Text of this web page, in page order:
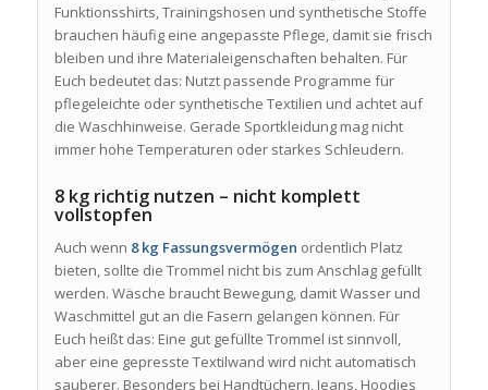
Funktionsshirts, Trainingshosen und synthetische Stoffe
brauchen häufig eine angepasste Pflege, damit sie frisch
bleiben und ihre Materialeigenschaften behalten. Für
Euch bedeutet das: Nutzt passende Programme für
pflegeleichte oder synthetische Textilien und achtet auf
die Waschhinweise. Gerade Sportkleidung mag nicht
immer hohe Temperaturen oder starkes Schleudern.
8 kg richtig nutzen – nicht komplett
vollstopfen
Auch wenn 8 kg Fassungsvermögen ordentlich Platz
bieten, sollte die Trommel nicht bis zum Anschlag gefüllt
werden. Wäsche braucht Bewegung, damit Wasser und
Waschmittel gut an die Fasern gelangen können. Für
Euch heißt das: Eine gut gefüllte Trommel ist sinnvoll,
aber eine gepresste Textilwand wird nicht automatisch
sauberer. Besonders bei Handtüchern, Jeans, Hoodies